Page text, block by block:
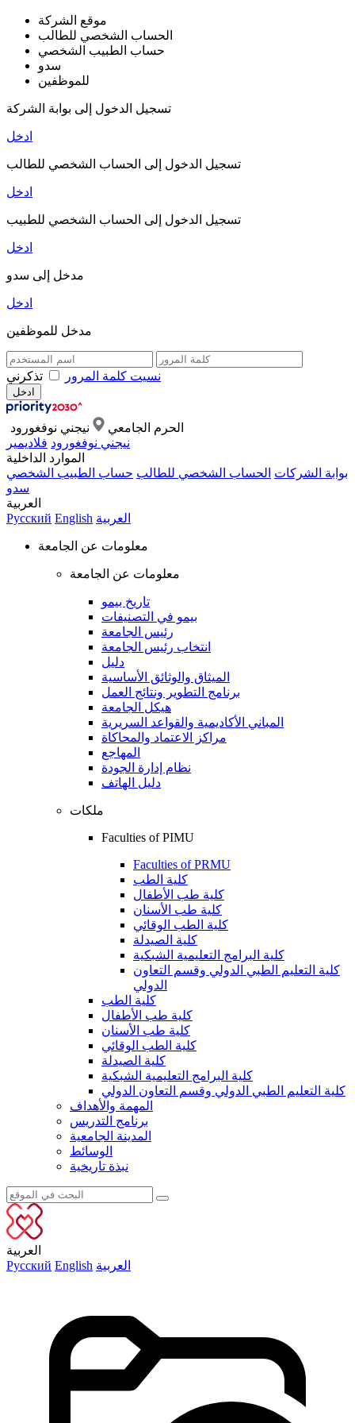
موقع الشركة
الحساب الشخصي للطالب
حساب الطبيب الشخصي
سدو
للموظفين
تسجيل الدخول إلى بوابة الشركة
ادخل
تسجيل الدخول إلى الحساب الشخصي للطالب
ادخل
تسجيل الدخول إلى الحساب الشخصي للطبيب
ادخل
مدخل إلى سدو
ادخل
مدخل للموظفين
نسيت كلمة المرور تذكرني
الحرم الجامعي
نيجني نوفغورود
نيجني نوفغورود فلاديمير
الموارد الداخلية
بوابة الشركات الحساب الشخصي للطالب حساب الطبيب الشخصي
سدو
العربية
Русский English العربية
معلومات عن الجامعة
معلومات عن الجامعة
تاريخ بيمو
بيمو في التصنيفات
رئيس الجامعة
انتخاب رئيس الجامعة
دليل
الميثاق والوثائق الأساسية
برنامج التطوير ونتائج العمل
هيكل الجامعة
المباني الأكاديمية والقواعد السريرية
مراكز الاعتماد والمحاكاة
المهاجع
نظام إدارة الجودة
دليل الهاتف
ملكات
Faculties of PIMU
Faculties of PRMU
كلية الطب
كلية طب الأطفال
كلية طب الأسنان
كلية الطب الوقائي
كلية الصيدلة
كلية البرامج التعليمية الشبكية
كلية التعليم الطبي الدولي وقسم التعاون
الدولي
كلية الطب
كلية طب الأطفال
كلية طب الأسنان
كلية الطب الوقائي
كلية الصيدلة
كلية البرامج التعليمية الشبكية
كلية التعليم الطبي الدولي وقسم التعاون الدولي
المهمة والأهداف
برنامج التدريس
المدينة الجامعية
الوسائط
نبذة تاريخية
العربية
Русский English العربية